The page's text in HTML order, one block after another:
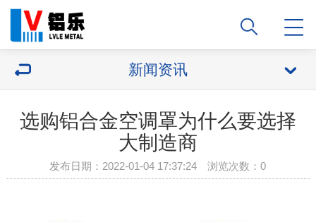
新闻资讯
选购铝合金空调罩为什么要选择
大制造商
发布日期：2022-01-04 17:37:24 浏览次数：0